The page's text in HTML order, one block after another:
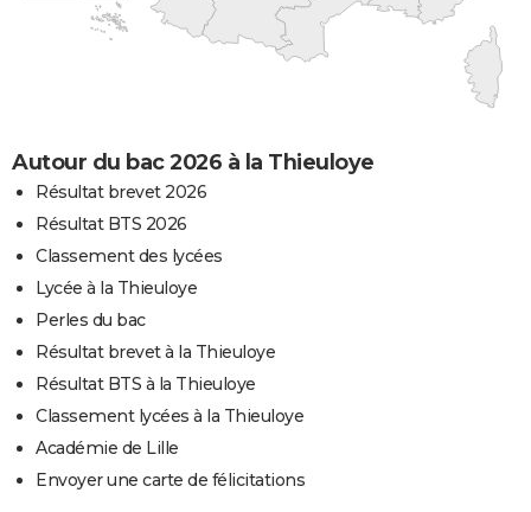
Autour du bac 2026 à la Thieuloye
Résultat brevet 2026
Résultat BTS 2026
Classement des lycées
Lycée à la Thieuloye
Perles du bac
Résultat brevet à la Thieuloye
Résultat BTS à la Thieuloye
Classement lycées à la Thieuloye
Académie de Lille
Envoyer une carte de félicitations